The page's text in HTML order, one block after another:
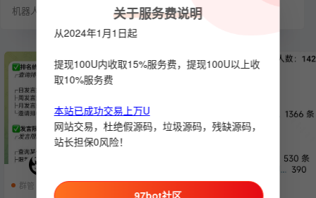
机器人
群管 机器人 抽奖
关于服务费说明
从2024年1月1日起
提现100U内收取15%服务费，提现100U以上收
取10%服务费
本站已成功交易上万U
网站交易，杜绝假源码，垃圾源码，残缺源码，
站长担保0风险！
97bot社区